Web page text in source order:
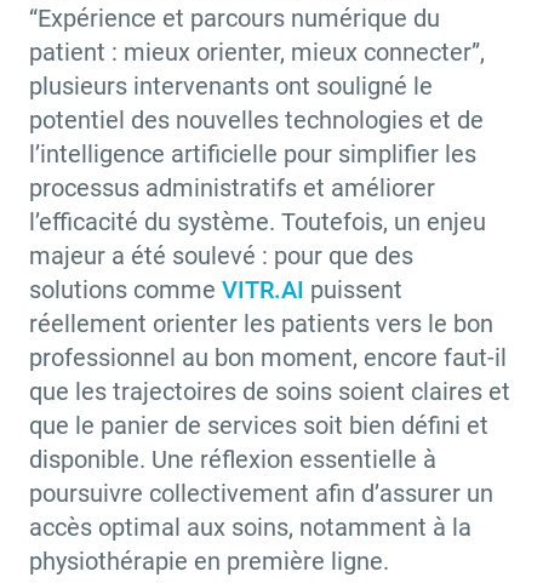
“Expérience et parcours numérique du
patient : mieux orienter, mieux connecter”,
plusieurs intervenants ont souligné le
potentiel des nouvelles technologies et de
l’intelligence artificielle pour simplifier les
processus administratifs et améliorer
l’efficacité du système. Toutefois, un enjeu
majeur a été soulevé : pour que des
solutions comme VITR.AI puissent
réellement orienter les patients vers le bon
professionnel au bon moment, encore faut-il
que les trajectoires de soins soient claires et
que le panier de services soit bien défini et
disponible. Une réflexion essentielle à
poursuivre collectivement afin d’assurer un
accès optimal aux soins, notamment à la
physiothérapie en première ligne.